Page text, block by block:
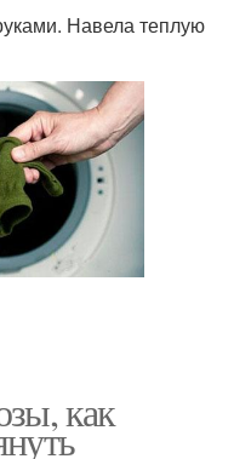
Навела теплую
как